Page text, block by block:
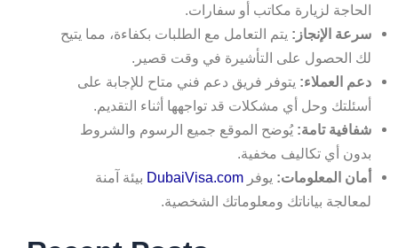
الحاجة لزيارة مكاتب أو سفارات.
سرعة الإنجاز: يتم التعامل مع الطلبات بكفاءة، مما يتيح
لك الحصول على التأشيرة في وقت قصير.
دعم العملاء: يتوفر فريق دعم فني متاح للإجابة على
أسئلتك وحل أي مشكلات قد تواجهها أثناء التقديم.
شفافية تامة: يُوضح الموقع جميع الرسوم والشروط
بدون أي تكاليف مخفية.
أمان المعلومات: يوفر DubaiVisa.com بيئة آمنة
لمعالجة بياناتك ومعلوماتك الشخصية.